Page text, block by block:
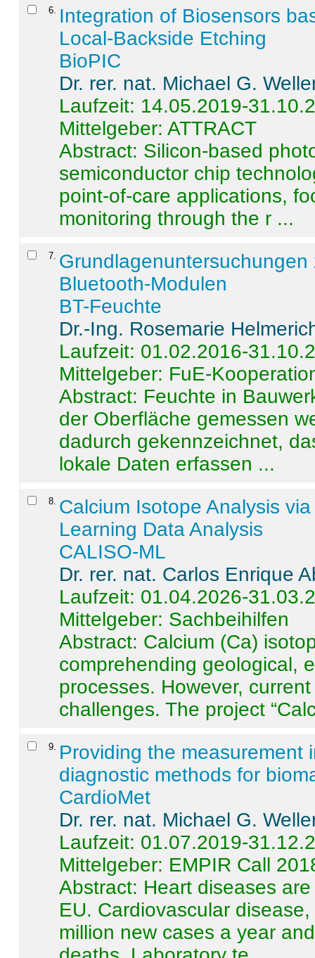
6
Integration of Biosensors
Local-Backside Etching
BioPIC
Dr. rer. nat. Michael G.
Laufzeit: 14.05.2019-
Mittelgeber: ATTRACT
Abstract: Silicon-based
semiconductor chip
point-of-care applications,
monitoring through the r ...
7
Bluetooth-Modulen
BT-Feuchte
Dr.-Ing. Rosemarie
Laufzeit: 01.02.2016-
Mittelgeber: FuE-
Abstract: Feuchte in
der Oberfläche gemessen
dadurch gekennzeichnet,
lokale Daten erfassen ...
8 Calcium Isotope Analysis
Learning Data Analysis
CALISO-ML
Dr. rer. nat. Carlos Enrique
Laufzeit: 01.04.2026-
Mittelgeber: Sachbeihilfen
Abstract: Calcium (Ca)
comprehending geological,
processes. However,
challenges. The project
9
Providing the measurement
diagnostic methods for
CardioMet
Dr. rer. nat. Michael G.
Laufzeit: 01.07.2019-
Mittelgeber: EMPIR Call
Abstract: Heart diseases
EU. Cardiovascular
million new cases a year